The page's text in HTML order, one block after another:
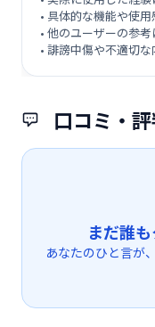
口コミ・
まだ誰
あなたのひと言が
• 具体的な機能や使
• 他のユーザーの参
• 誹謗中傷や不適切